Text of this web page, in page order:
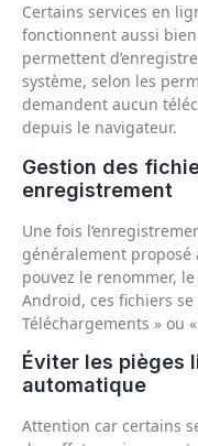
Certains services en
fonctionnent aussi
permettent
système, selon les
demandent aucun
depuis le navigateur.
Gestion des
enregistrement
Une fois
généralement proposé
pouvez le renommer,
Android, ces fichiers
Téléchargements » ou
Éviter les pièges
automatique
Attention car certains